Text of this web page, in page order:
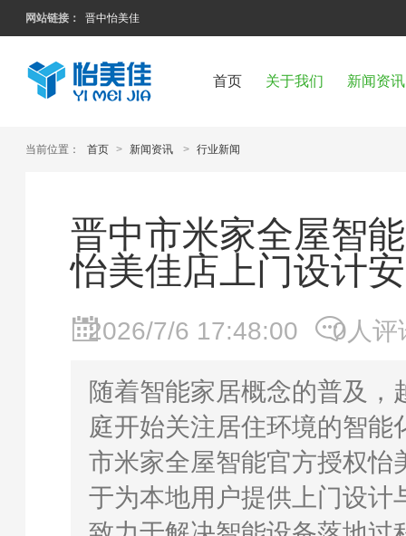
网站链接： 晋中怡美佳
首页 关于我们 新闻资讯
当前位置： 首页 > 新闻资讯 > 行业新闻
晋中市米家全屋智
怡美佳店上门设计
2026/7/6 17:48:00 0人评
随着智能家居概念的普及，
庭开始关注居住环境的智能
市米家全屋智能官方授权怡
于为本地用户提供上门设计